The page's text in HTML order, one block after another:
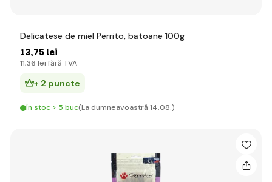
Delicatese de miel Perrito, batoane 100g
13,75 lei
11,36 lei fără TVA
+ 2 puncte
În stoc > 5 buc(La dumneavoastră 14.08.)